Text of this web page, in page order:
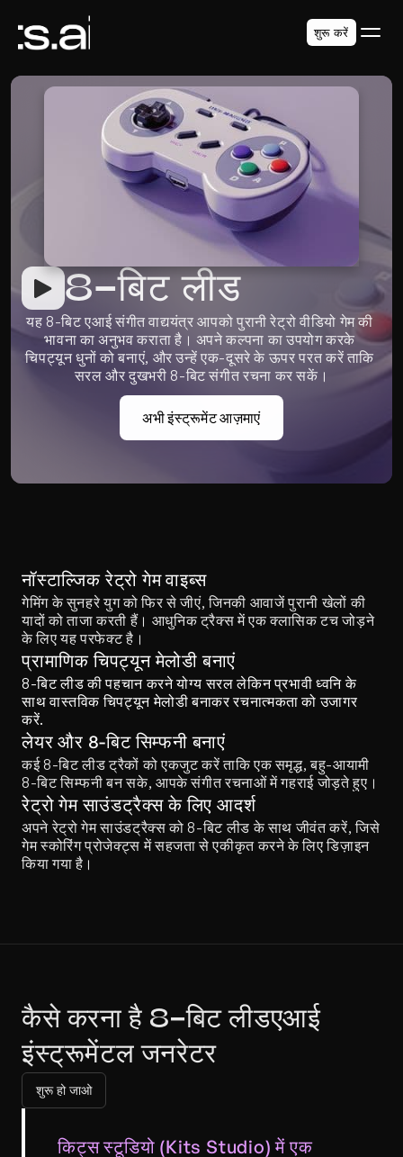
8-बिट लीड
यह 8-बिट एआई संगीत वाद्ययंत्र आपको पुरानी रेट्रो वीडियो गेम की
भावना का अनुभव कराता है। अपने कल्पना का उपयोग करके
चिपट्यून धुनों को बनाएं, और उन्हें एक-दूसरे के ऊपर परत करें ताकि
सरल और दुखभरी 8-बिट संगीत रचना कर सकें।
अभी इंस्ट्रूमेंट आज़माएं
नॉस्टाल्जिक रेट्रो गेम वाइब्स
गेमिंग के सुनहरे युग को फिर से जीएं, जिनकी आवाजें पुरानी खेलों की
यादों को ताजा करती हैं। आधुनिक ट्रैक्स में एक क्लासिक टच जोड़ने
के लिए यह परफेक्ट है।
प्रामाणिक चिपट्यून मेलोडी बनाएं
8-बिट लीड की पहचान करने योग्य सरल लेकिन प्रभावी ध्वनि के
साथ वास्तविक चिपट्यून मेलोडी बनाकर रचनात्मकता को उजागर
करें.
लेयर और 8-बिट सिम्फनी बनाएं
कई 8-बिट लीड ट्रैकों को एकजुट करें ताकि एक समृद्ध, बहु-आयामी
8-बिट सिम्फनी बन सके, आपके संगीत रचनाओं में गहराई जोड़ते हुए।
रेट्रो गेम साउंडट्रैक्स के लिए आदर्श
अपने रेट्रो गेम साउंडट्रैक्स को 8-बिट लीड के साथ जीवंत करें, जिसे
गेम स्कोरिंग प्रोजेक्ट्स में सहजता से एकीकृत करने के लिए डिज़ाइन
किया गया है।
कैसे करना है 8-बिट लीडएआई
इंस्ट्रूमेंटल जनरेटर
शुरू हो जाओ
किट्स स्टूडियो (Kits Studio) में एक
शुरू करें